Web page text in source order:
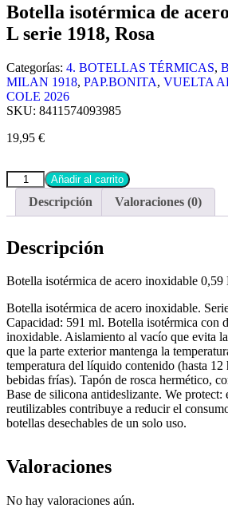
Botella isotérmica de
L serie 1918, Rosa
Categorías: 4. BOTELLAS TÉRMICAS,
MILAN 1918, PAP.BONITA, VUELTA
COLE 2026
SKU: 8411574093985
19,95 €
Añadir al carrito
Descripción Valoraciones (0)
Descripción
Botella isotérmica de acero inoxidable 0,59
Botella isotérmica de acero inoxidable.
Capacidad: 591 ml. Botella isotérmica con
inoxidable. Aislamiento al vacío que evita
que la parte exterior mantenga la
temperatura del líquido contenido (hasta 12
bebidas frías). Tapón de rosca hermético,
Base de silicona antideslizante. We protect:
reutilizables contribuye a reducir el
botellas desechables de un solo uso.
Valoraciones
No hay valoraciones aún.